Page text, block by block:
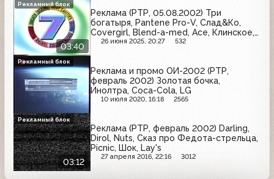
03:40
Реклама (РТР, 05.08.2002) Три
богатыря, Pantene Pro-V, Слад&Ко,
Covergirl, Blend-a-med, Ace, Клинское,
Lenor, Mynthon
26 июня 2025, 20:27 532
Рекламный блок
Реклама и промо ОИ-2002 (РТР,
февраль 2002) Золотая бочка,
Инолтра, Coca-Cola, LG
10 июля 2020, 16:18 2565
Рекламный блок
03:12
Реклама (РТР, февраль 2002) Darling,
Dirol, Nuts, Сказ про Федота-стрельца,
Picnic, Шок, Lay's
27 апреля 2016, 22:16 3012
Рекламный блок